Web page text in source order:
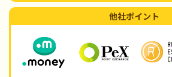
他社ポイント